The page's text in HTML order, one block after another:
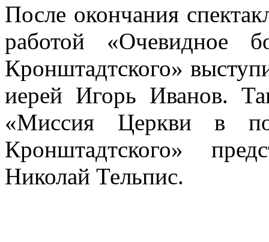
После окончания
работой «Очевидное
Кронштадтского»
иерей Игорь Иванов.
«Миссия Церкви в
Кронштадтского»
Николай Тельпис.